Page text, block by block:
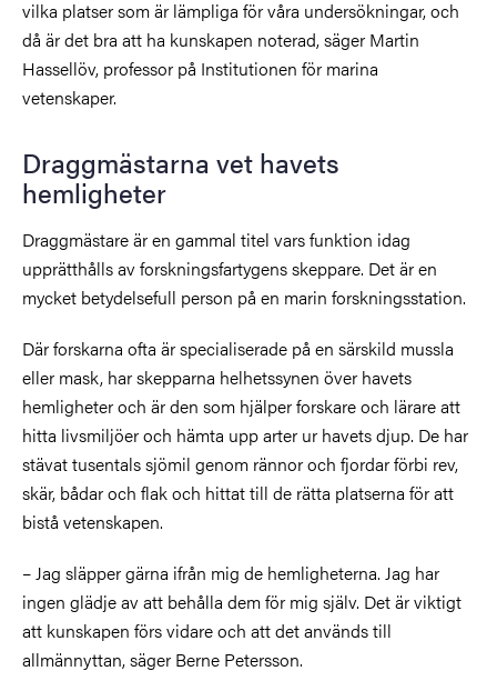
vilka platser som är lämpliga för våra undersökningar, och
då är det bra att ha kunskapen noterad, säger Martin
Hassellöv, professor på Institutionen för marina
vetenskaper.
Draggmästarna vet havets
hemligheter
Draggmästare är en gammal titel vars funktion idag
upprätthålls av forskningsfartygens skeppare. Det är en
mycket betydelsefull person på en marin forskningsstation.
Där forskarna ofta är specialiserade på en särskild mussla
eller mask, har skepparna helhetssynen över havets
hemligheter och är den som hjälper forskare och lärare att
hitta livsmiljöer och hämta upp arter ur havets djup. De har
stävat tusentals sjömil genom rännor och fjordar förbi rev,
skär, bådar och flak och hittat till de rätta platserna för att
bistå vetenskapen.
– Jag släpper gärna ifrån mig de hemligheterna. Jag har
ingen glädje av att behålla dem för mig själv. Det är viktigt
att kunskapen förs vidare och att det används till
allmännyttan, säger Berne Petersson.